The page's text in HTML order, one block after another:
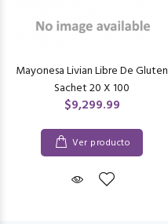
Mayonesa Livian Libre De Gluten
Sachet 20 X 100
$9,299.99
Ver producto